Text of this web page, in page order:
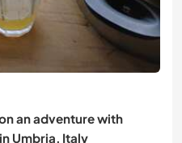
an adventure with
Umbria, Italy